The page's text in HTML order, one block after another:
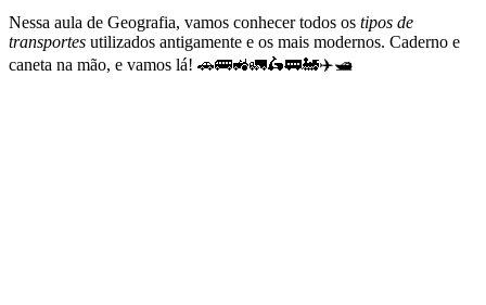
Nessa aula de Geografia, vamos conhecer todos os tipos de
transportes utilizados antigamente e os mais modernos. Caderno e
caneta na mão, e vamos lá! 🚗🚌🚜🚛🛵🚃🚂✈️🛥️